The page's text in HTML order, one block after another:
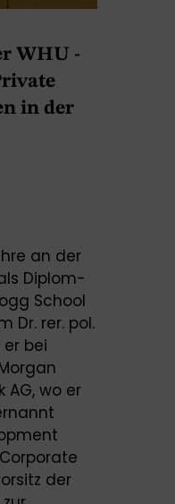
WHU -
in der
an der
Diplom-
School
Dr. rer. pol.
bei
AG, wo er
der